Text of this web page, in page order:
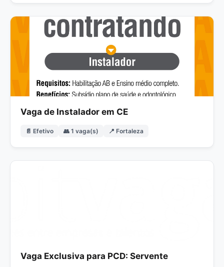
Vaga de Instalador em CE
📄 Efetivo 👥 1 vaga(s) 📍 Fortaleza
Vaga Exclusiva para PCD: Servente